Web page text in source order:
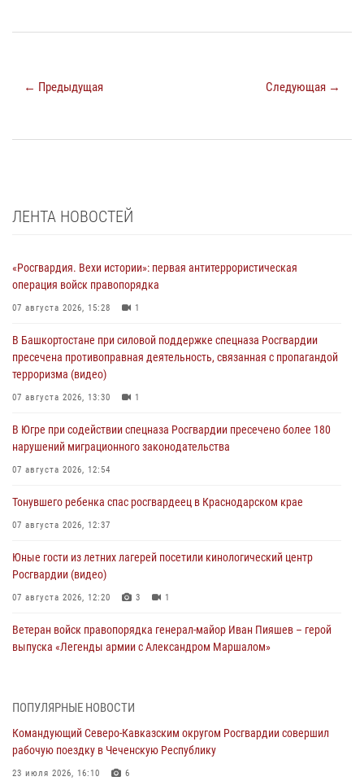
← Предыдущая Следующая →
ЛЕНТА НОВОСТЕЙ
«Росгвардия. Вехи истории»: первая антитеррористическая
операция войск правопорядка
07 августа 2026, 15:28 1
В Башкортостане при силовой поддержке спецназа Росгвардии
пресечена противоправная деятельность, связанная с пропагандой
терроризма (видео)
07 августа 2026, 13:30 1
В Югре при содействии спецназа Росгвардии пресечено более 180
нарушений миграционного законодательства
07 августа 2026, 12:54
Тонувшего ребенка спас росгвардеец в Краснодарском крае
07 августа 2026, 12:37
Юные гости из летних лагерей посетили кинологический центр
Росгвардии (видео)
07 августа 2026, 12:20 3 1
Ветеран войск правопорядка генерал-майор Иван Пияшев – герой
выпуска «Легенды армии с Александром Маршалом»
Представители ФСБ России по Уральскому округу Росгвардии и
Кузнецова
07 августа 2026, 12:00
ПОПУЛЯРНЫЕ НОВОСТИ
Командующий Северо-Кавказским округом Росгвардии совершил
рабочую поездку в Чеченскую Республику
23 июля 2026, 16:10 6